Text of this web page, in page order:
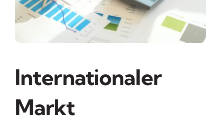
Internationaler
Markt